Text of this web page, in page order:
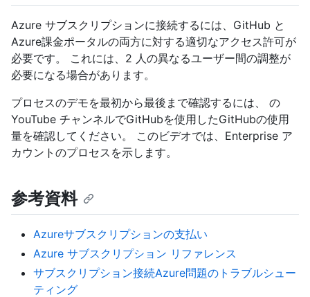
Azure サブスクリプションに接続するには、GitHub と
Azure課金ポータルの両方に対する適切なアクセス許可が
必要です。 これには、2 人の異なるユーザー間の調整が
必要になる場合があります。
プロセスのデモを最初から最後まで確認するには、
の
YouTube チャンネルでGitHubを使用したGitHubの使用
量を確認してください。 このビデオでは、Enterprise ア
カウントのプロセスを示します。
参考資料
Azureサブスクリプションの支払い
Azure サブスクリプション リファレンス
サブスクリプション接続Azure問題のトラブルシュー
ティング